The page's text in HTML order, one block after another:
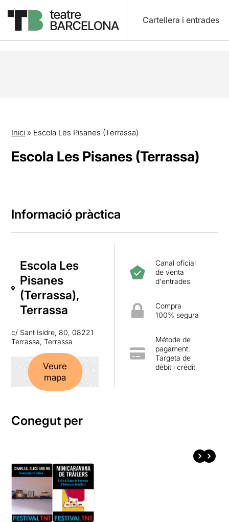
Cartellera i entrades
Inici » Escola Les Pisanes (Terrassa)
Escola Les Pisanes (Terrassa)
Informació pràctica
Escola Les
Pisanes
(Terrassa),
Terrassa
c/ Sant Isidre, 80, 08221
Terrassa, Terrassa
Veure
mapa
Canal oficial
de venta
d'entrades
Compra
100% segura
Métode de
pagament:
Targeta de
dèbit i crèdit
Conegut per